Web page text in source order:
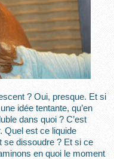
idée tentante, qu’en
dans quoi ? C’est
Quel est ce liquide
se dissoudre ? Et si ce
en quoi le moment